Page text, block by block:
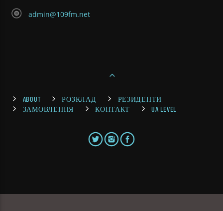
admin@109fm.net
ABOUT РОЗКЛАД
РЕЗИДЕНТИ
ЗАМОВЛЕННЯ
КОНТАКТ UA LEVEL